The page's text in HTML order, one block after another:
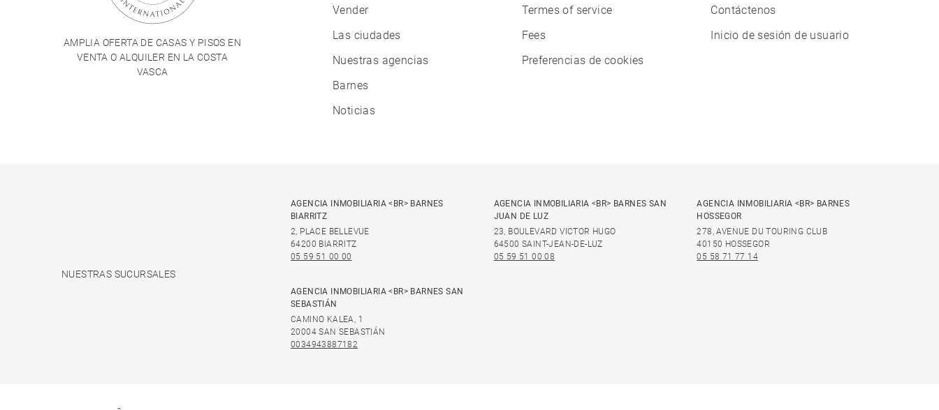
AMPLIA OFERTA DE CASAS Y PISOS EN
VENTA O ALQUILER EN LA COSTA
VASCA
Vender
Las ciudades
Nuestras agencias
Barnes
Noticias
Termes of service
Fees
Preferencias de cookies
Contáctenos
Inicio de sesión de usuario
NUESTRAS SUCURSALES
AGENCIA INMOBILIARIA <BR> BARNES
BIARRITZ
2, PLACE BELLEVUE
64200 BIARRITZ
05 59 51 00 00
AGENCIA INMOBILIARIA <BR> BARNES SAN
JUAN DE LUZ
23, BOULEVARD VICTOR HUGO
64500 SAINT-JEAN-DE-LUZ
05 59 51 00 08
AGENCIA INMOBILIARIA <BR> BARNES
HOSSEGOR
278, AVENUE DU TOURING CLUB
40150 HOSSEGOR
05 58 71 77 14
AGENCIA INMOBILIARIA <BR> BARNES SAN
SEBASTIÁN
CAMINO KALEA, 1
20004 SAN SEBASTIÁN
0034943887182